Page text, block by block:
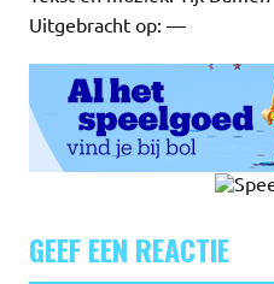
Uitgebracht op: —
GEEF EEN REACTIE